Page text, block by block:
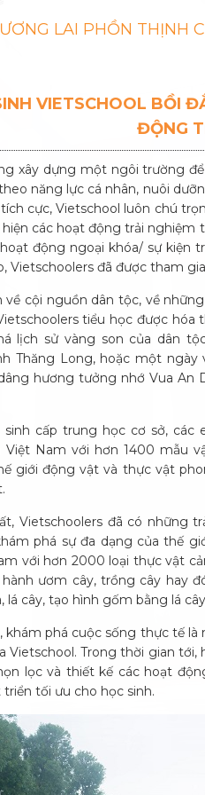
LAI PHỒN THỊNH
VIETSCHOOL BỒI
ĐỘNG
xây dựng một ngôi trường
năng lực cá nhân, nuôi
cực, Vietschool luôn chú
các hoạt động trải nghiệm
động ngoại khóa/ sự kiện
Vietschoolers đã được tham
về cội nguồn dân tộc, về
tiểu học được
lịch sử vàng son của dân
Thăng Long, hoặc một
hương tưởng nhớ Vua An
cấp trung học cơ sở, các
Việt Nam với hơn 1400 mẫu
giới động vật và thực vật
Vietschoolers đã có những
phá sự đa dạng của thế
với hơn 2000 loại thực vật
ươm cây, trồng cây hay
lá cây, tạo hình gốm bằng lá
khám phá cuộc sống thực tế
Vietschool. Trong thời gian
lọc và thiết kế các hoạt
tối ưu cho học sinh.